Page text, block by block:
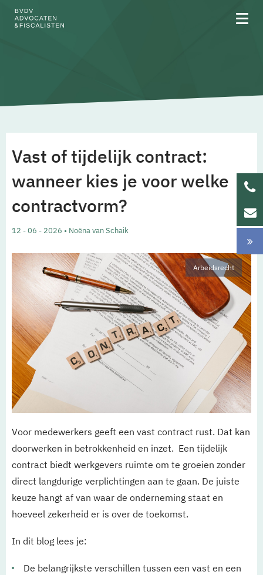
Team
Werken bij
Updates
Vast of tijdelijk contract:
wanneer kies je voor welke
contractvorm?
12 - 06 - 2026 • Noëna van Schaik
Arbeidsrecht
Voor medewerkers geeft een vast contract rust. Dat kan
doorwerken in betrokkenheid en inzet. Een tijdelijk
contract biedt werkgevers ruimte om te groeien zonder
direct langdurige verplichtingen aan te gaan. De juiste
keuze hangt af van waar de onderneming staat en
hoeveel zekerheid er is over de toekomst.
In dit blog lees je:
De belangrijkste verschillen tussen een vast en een